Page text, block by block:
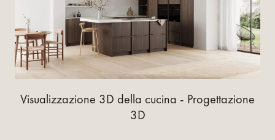
Visualizzazione 3D della cucina - Progettazione
3D